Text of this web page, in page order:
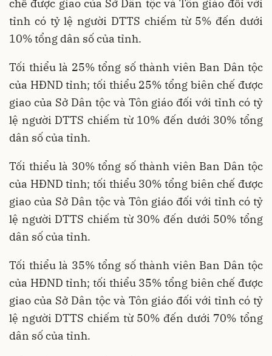
chế được giao của Sở Dân tộc và Tôn giáo đối với
tỉnh có tỷ lệ người DTTS chiếm từ 5% đến dưới
10% tổng dân số của tỉnh.
Tối thiểu là 25% tổng số thành viên Ban Dân tộc
của HĐND tỉnh; tối thiểu 25% tổng biên chế được
giao của Sở Dân tộc và Tôn giáo đối với tỉnh có tỷ
lệ người DTTS chiếm từ 10% đến dưới 30% tổng
dân số của tỉnh.
Tối thiểu là 30% tổng số thành viên Ban Dân tộc
của HĐND tỉnh; tối thiểu 30% tổng biên chế được
giao của Sở Dân tộc và Tôn giáo đối với tỉnh có tỷ
lệ người DTTS chiếm từ 30% đến dưới 50% tổng
dân số của tỉnh.
Tối thiểu là 35% tổng số thành viên Ban Dân tộc
của HĐND tỉnh; tối thiểu 35% tổng biên chế được
giao của Sở Dân tộc và Tôn giáo đối với tỉnh có tỷ
lệ người DTTS chiếm từ 50% đến dưới 70% tổng
dân số của tỉnh.